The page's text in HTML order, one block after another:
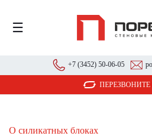
☰
+7 (3452) 50-06-05
О силикатных блоках